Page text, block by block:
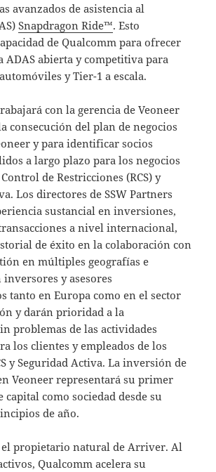
avanzados de asistencia al
Snapdragon Ride™. Esto
de Qualcomm para ofrecer
ADAS abierta y competitiva para
y Tier-1 a escala.
con la gerencia de Veoneer
consecución del plan de negocios
y para identificar socios
a largo plazo para los negocios
de Restricciones (RCS) y
Los directores de SSW Partners
sustancial en inversiones,
a nivel internacional,
de éxito en la colaboración con
en múltiples geografías e
y asesores
tanto en Europa como en el sector
y darán prioridad a la
problemas de las actividades
los clientes y empleados de los
y Seguridad Activa. La inversión de
Veoneer representará su primer
capital como sociedad desde su
de año.
el propietario natural de Arriver. Al
Qualcomm acelera su